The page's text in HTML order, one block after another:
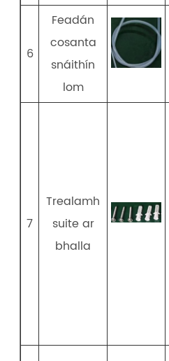
6
Feadán
cosanta
snáithín
lom
7
Trealamh
suite ar
bhalla